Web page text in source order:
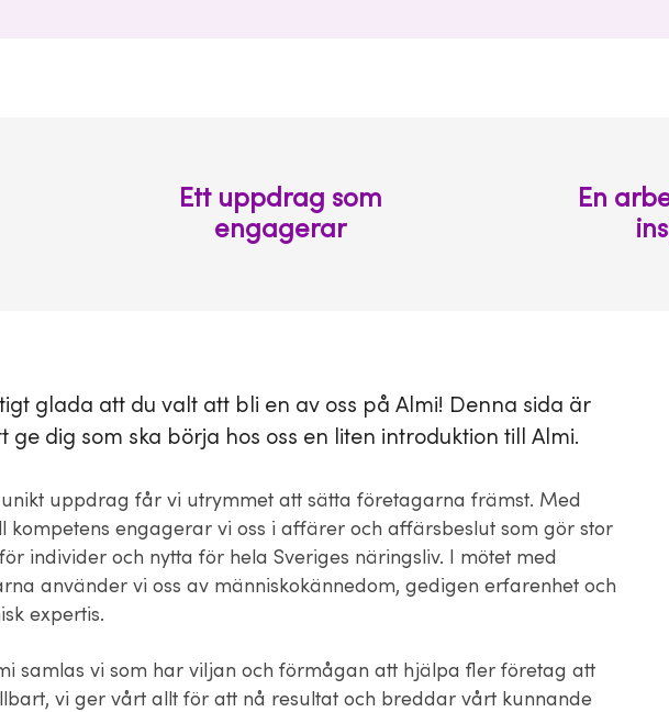
Ett uppdrag som
engagerar
En
glada att du valt att bli en av oss på Almi! Denna sida är
ge dig som ska börja hos oss en liten introduktion till Almi.
uppdrag får vi utrymmet att sätta företagarna främst. Med
kompetens engagerar vi oss i affärer och affärsbeslut som gör stor
individer och nytta för hela Sveriges näringsliv. I mötet med
använder vi oss av människokännedom, gedigen erfarenhet och
expertis.
samlas vi som har viljan och förmågan att hjälpa fler företag att
vi ger vårt allt för att nå resultat och breddar vårt kunnande